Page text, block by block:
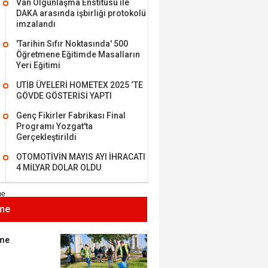
Van Olgunlaşma Enstitüsü ile
DAKA arasında işbirliği protokolü
imzalandı
'Tarihin Sıfır Noktasında' 500
Öğretmene Eğitimde Masalların
Yeri Eğitimi
UTİB ÜYELERİ HOMETEX 2025 ‘TE
GÖVDE GÖSTERİSİ YAPTI
Genç Fikirler Fabrikası Final
Programı Yozgat'ta
Gerçekleştirildi
OTOMOTİVİN MAYIS AYI İHRACATI
4 MİLYAR DOLAR OLDU
Bilim İnsanı Tosun
Saygı..
ÖZDEMİR
- Sağlık turizminde
BULUZ
Ulusumuz:
KEMAL ZEYBEK